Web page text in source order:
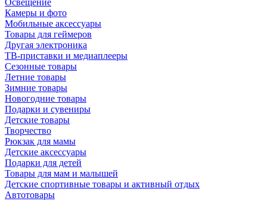
Освещение
Камеры и фото
Мобильные аксессуары
Товары для геймеров
Другая электроника
ТВ-приставки и медиаплееры
Сезонные товары
Летние товары
Зимние товары
Новогодние товары
Подарки и сувениры
Детские товары
Творчество
Рюкзак для мамы
Детские аксессуары
Подарки для детей
Товары для мам и малышей
Детские спортивные товары и активный отдых
Автотовары